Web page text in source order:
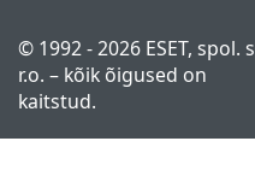
© 1992 - 2026 ESET, spol. s
r.o. – kõik õigused on
kaitstud.